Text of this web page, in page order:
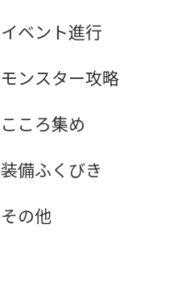
イベント進行
モンスター攻略
こころ集め
装備ふくびき
その他